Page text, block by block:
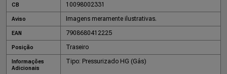
CB 10098002331
Aviso Imagens meramente ilustrativas.
EAN 7908680412225
Posição Traseiro
Informações
Adicionais
Tipo: Pressurizado HG (Gás)